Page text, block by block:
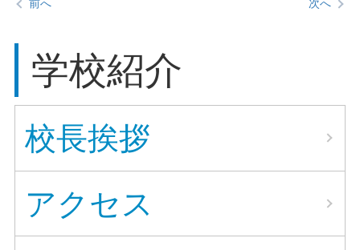
前へ 次へ
学校紹介
校長挨拶
アクセス